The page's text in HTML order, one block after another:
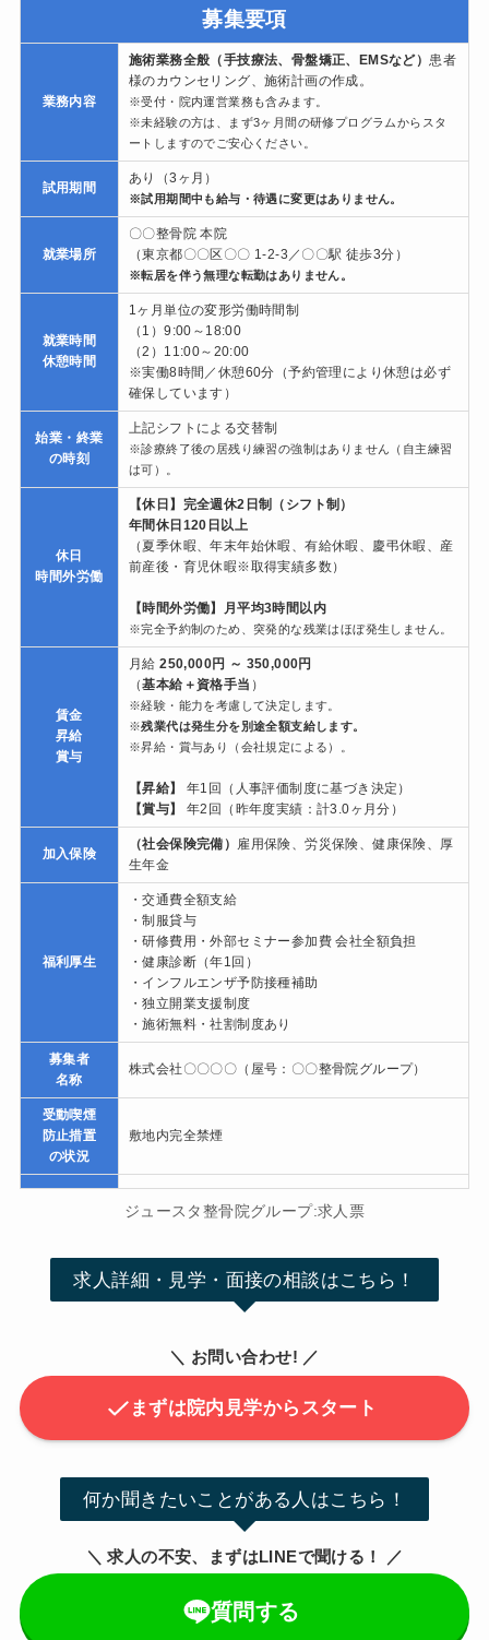
募集要項
業務内容
施術業務全般（手技療法、骨盤矯正、EMSなど）患者
様のカウンセリング、施術計画の作成。
※受付・院内運営業務も含みます。
※未経験の方は、まず3ヶ月間の研修プログラムからスタ
ートしますのでご安心ください。
試用期間
あり（3ヶ月）
※試用期間中も給与・待遇に変更はありません。
就業場所
〇〇整骨院 本院
（東京都〇〇区〇〇 1-2-3／〇〇駅 徒歩3分）
※転居を伴う無理な転勤はありません。
就業時間
休憩時間
1ヶ月単位の変形労働時間制
（1）9:00～18:00
（2）11:00～20:00
※実働8時間／休憩60分（予約管理により休憩は必ず
確保しています）
始業・終業
の時刻
上記シフトによる交替制
※診療終了後の居残り練習の強制はありません（自主練習
は可）。
休日
時間外労働
【休日】完全週休2日制（シフト制）
年間休日120日以上
（夏季休暇、年末年始休暇、有給休暇、慶弔休暇、産
前産後・育児休暇※取得実績多数）
【時間外労働】月平均3時間以内
※完全予約制のため、突発的な残業はほぼ発生しません。
賃金
昇給
賞与
月給250,000円 ～ 350,000円
（基本給＋資格手当 ）
※経験・能力を考慮して決定します。
※残業代は発生分を別途全額支給します。
※昇給・賞与あり（会社規定による）。
【昇給】
年1回（人事評価制度に基づき決定）
【賞与】
年2回（昨年度実績：計3.0ヶ月分）
加入保険
（社会保険完備） 雇用保険、労災保険、健康保険、厚
生年金
福利厚生
・交通費全額支給
・制服貸与
・研修費用・外部セミナー参加費 会社全額負担
・健康診断（年1回）
・インフルエンザ予防接種補助
・独立開業支援制度
・施術無料・社割制度あり
募集者
名称
株式会社〇〇〇〇（屋号：〇〇整骨院グループ）
受動喫煙
防止措置
の状況
敷地内完全禁煙
ジュースタ整骨院グループ:求人票
求人詳細・見学・面接の相談はこちら！
＼ お問い合わせ! ／
まずは院内見学からスタート
何か聞きたいことがある人はこちら！
＼ 求人の不安、まずはLINEで聞ける！ ／
質問する